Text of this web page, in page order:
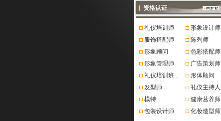
资格认证
礼仪培训师
形象设计师
服饰搭配师
陈列师
形象顾问
色彩搭配师
形象管理师
广告策划师
礼仪培训班...
形体顾问
发型师
礼仪主持人
模特
健康营养师
包装设计师
化妆造型师